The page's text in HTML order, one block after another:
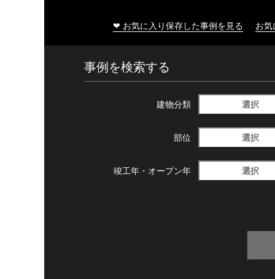
❤ お気に入り保存した事例を見る お
事例を検索する
建物分類 選択
部位 選択
竣工年・ オープン年 選択